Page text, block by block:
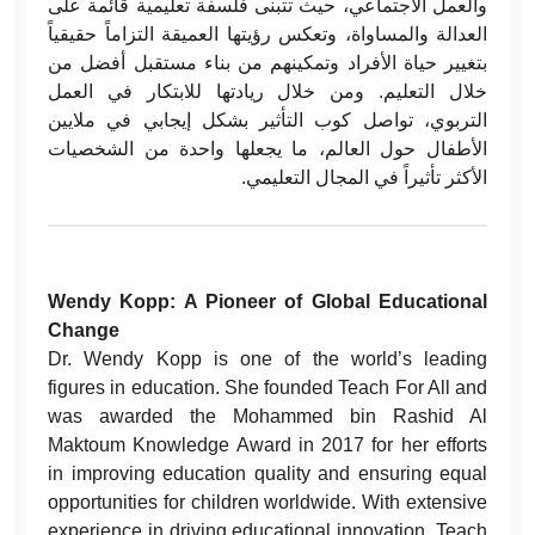
والعمل الاجتماعي، حيث تتبنى فلسفة تعليمية قائمة على
العدالة والمساواة، وتعكس رؤيتها العميقة التزاماً حقيقياً
بتغيير حياة الأفراد وتمكينهم من بناء مستقبل أفضل من
خلال التعليم. ومن خلال ريادتها للابتكار في العمل
التربوي، تواصل كوب التأثير بشكل إيجابي في ملايين
الأطفال حول العالم، ما يجعلها واحدة من الشخصيات
الأكثر تأثيراً في المجال التعليمي.
Wendy Kopp: A Pioneer of Global Educational
Change
Dr. Wendy Kopp is one of the world’s leading
figures in education. She founded Teach For All and
was awarded the Mohammed bin Rashid Al
Maktoum Knowledge Award in 2017 for her efforts
in improving education quality and ensuring equal
opportunities for children worldwide. With extensive
experience in driving educational innovation, Teach